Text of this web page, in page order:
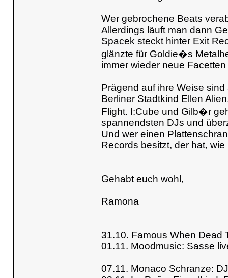
Wer gebrochene Beats
Allerdings läuft man dann
Spacek steckt hinter Exit
glänzte für Goldie�s
immer wieder neue Facetten
Prägend auf ihre Weise
Berliner Stadtkind Ellen
Flight. I:Cube und Gilb�r
spannendsten DJs und
Und wer einen
Records besitzt, der hat,
Gehabt euch wohl,
Ramona
31.10. Famous When Dead
01.11. Moodmusic: Sasse
07.11. Monaco Schranze: